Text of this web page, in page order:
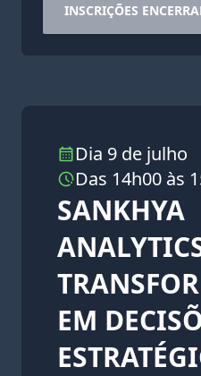
INSCRIÇÕES
Dia 9 de julho
Das 14h00 às
SANKHYA
EM